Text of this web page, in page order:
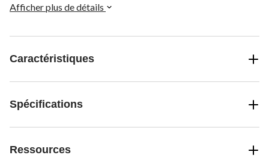
délicieux repas maison, prêts à l'heure.
Afficher plus de détails
Caractéristiques
Spécifications
Ressources